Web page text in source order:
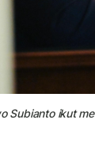
Subianto ikut